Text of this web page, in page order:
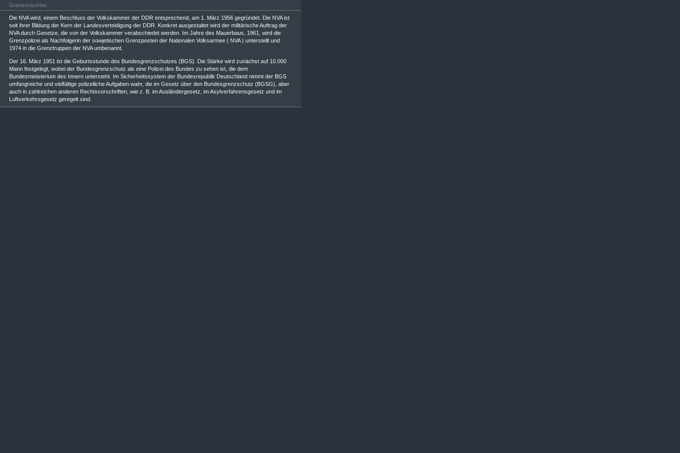
Grenzwächter
Die NVA wird, einem Beschluss der Volkskammer der DDR entsprechend, am 1. März 1956 gegründet. Die NVA ist
seit ihrer Bildung der Kern der Landesverteidigung der DDR. Konkret ausgestaltet wird der militärische Auftrag der
NVA durch Gesetze, die von der Volkskammer verabschiedet werden. Im Jahre des Mauerbaus, 1961, wird die
Grenzpolizei als Nachfolgerin der sowjetischen Grenzposten der Nationalen Volksarmee ( NVA ) unterstellt und
1974 in die Grenztruppen der NVA umbenannt.
Der 16. März 1951 ist die Geburtsstunde des Bundesgrenzschutzes (BGS). Die Stärke wird zunächst auf 10.000
Mann festgelegt, wobei der Bundesgrenzschutz als eine Polizei des Bundes zu sehen ist, die dem
Bundesministerium des Innern untersteht. Im Sicherheitssystem der Bundesrepublik Deutschland nimmt der BGS
umfangreiche und vielfältige polizeiliche Aufgaben wahr, die im Gesetz über den Bundesgrenzschutz (BGSG), aber
auch in zahlreichen anderen Rechtsvorschriften, wie z. B. im Ausländergesetz, im Asylverfahrensgesetz und im
Luftverkehrsgesetz geregelt sind.